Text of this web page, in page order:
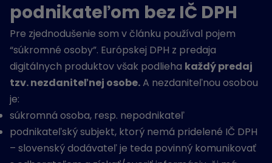
podnikateľom bez IČ DPH
Pre zjednodušenie som v článku používal pojem
“súkromné osoby”. Európskej DPH z predaja
digitálnych produktov však podlieha každý predaj
tzv. nezdaniteľnej osobe.A nezdaniteľnou osobou
je:
súkromná osoba, resp. nepodnikateľ
podnikateľský subjekt, ktorý nemá pridelené IČ DPH
– slovenský dodávateľ je teda povinný komunikovať